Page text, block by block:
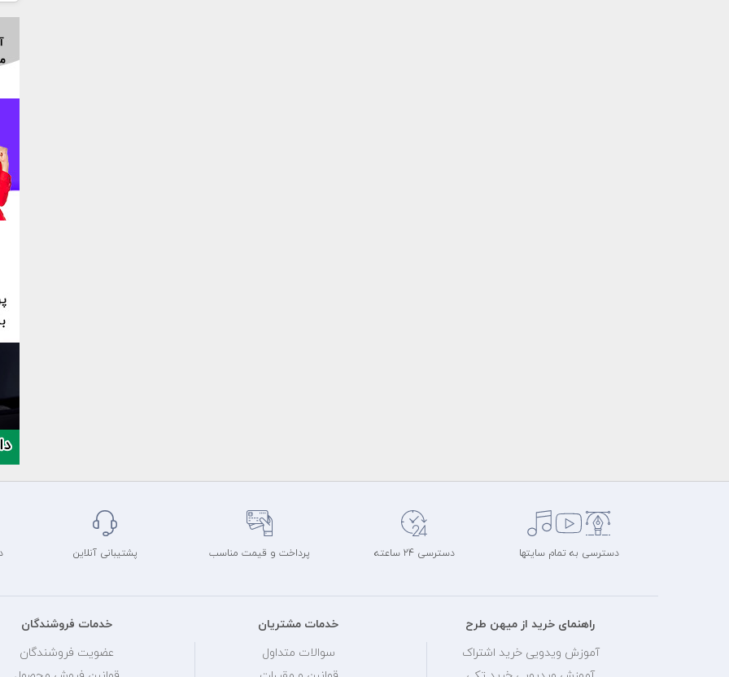
دسترسی به تمام سایتها دسترسی 24 ساعته پرداخت و قیمت مناسب پشتیبانی آنلاین
راهنمای خرید از میهن طرح
آموزش ویدویی خرید اشتراک
خدمات مشتریان
سوالات متداول
خدمات فروشندگان
عضویت فروشندگان